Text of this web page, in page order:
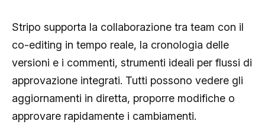
Stripo supporta la collaborazione tra team con il
co-editing in tempo reale, la cronologia delle
versioni e i commenti, strumenti ideali per flussi di
approvazione integrati. Tutti possono vedere gli
aggiornamenti in diretta, proporre modifiche o
approvare rapidamente i cambiamenti.